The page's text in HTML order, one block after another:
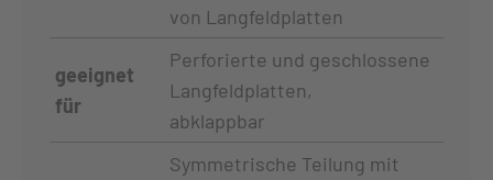
von Langfeldplatten
geeignet
für
Perforierte und geschlossene
Langfeldplatten,
abklappbar
Symmetrische Teilung mit